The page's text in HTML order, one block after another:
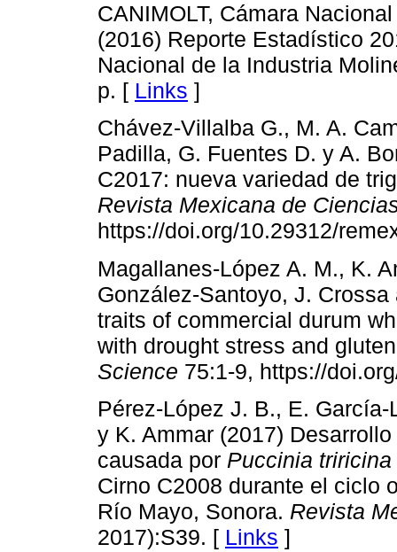
CANIMOLT, Cámara
(2016) Reporte Estadístico
Nacional de la Industria
p. [ Links ]
Chávez-Villalba G., M. A.
Padilla, G. Fuentes D. y A.
C2017: nueva variedad de
Revista Mexicana de
https://doi.org/10.29312/
Magallanes-López A. M., K.
González-Santoyo, J.
traits of commercial durum
with drought stress and
Science 75:1-9, https://
Pérez-López J. B., E.
y K. Ammar (2017)
causada por Puccinia triricina
Cirno C2008 durante el ciclo
Río Mayo, Sonora. Revista
2017):S39. [ Links ]